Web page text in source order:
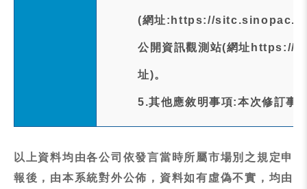
(網址:https://
公開資訊觀測站(網址https://
址)。
5.其他應敘明事項:本次修訂事
以上資料均由各公司依發言當時所屬市場別之規定申
報後，由本系統對外公佈，資料如有虛偽不實，均由